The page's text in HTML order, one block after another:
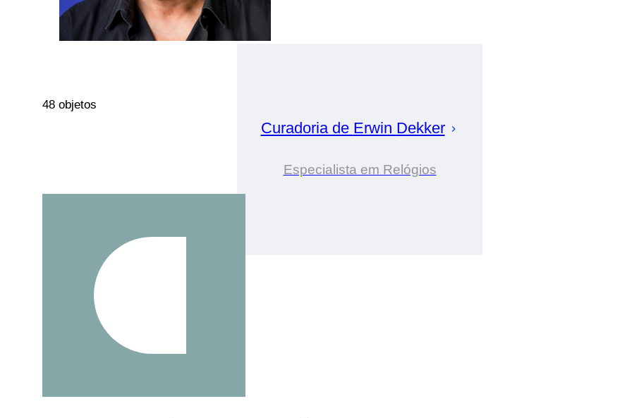
Curadoria de Erwin Dekker
Especialista em Relógios
48 objetos